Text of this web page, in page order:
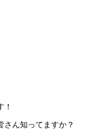
ん知ってますか？